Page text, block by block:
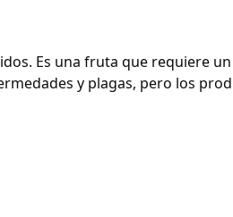
Es una fruta que requiere
y plagas, pero los